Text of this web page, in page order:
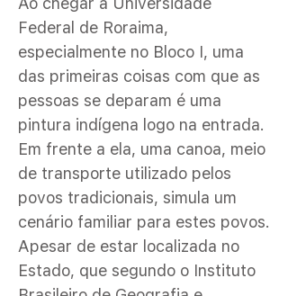
Federal de Roraima,
especialmente no Bloco I, uma
das primeiras coisas com que as
pessoas se deparam é uma
pintura indígena logo na entrada.
Em frente a ela, uma canoa, meio
de transporte utilizado pelos
povos tradicionais, simula um
cenário familiar para estes povos.
Apesar de estar localizada no
Estado, que segundo o Instituto